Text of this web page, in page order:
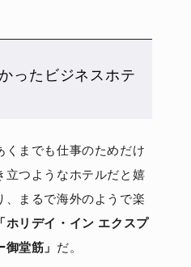
ったビジネスホテ
くまでも仕事のためだけ
立つようなホテルだと嬉
、まるで海外のようで楽
「ホリデイ・イン エクスプ
堂筋」 だ。